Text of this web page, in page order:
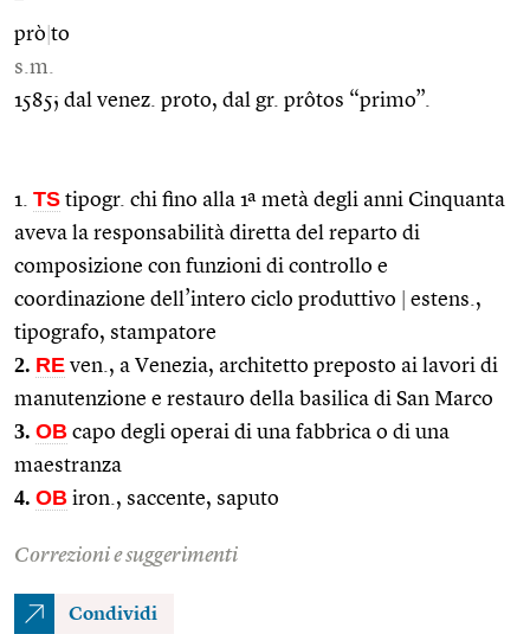
prò to
s.m.
1585; dal venez. proto, dal gr. prôtos “primo”.
1. TS tipogr. chi fino alla 1ª metà degli anni Cinquanta
aveva la responsabilità diretta del reparto di
composizione con funzioni di controllo e
coordinazione dell’intero ciclo produttivo
estens.,
tipografo, stampatore
2. RE ven., a Venezia, architetto preposto ai lavori di
manutenzione e restauro della basilica di San Marco
3. OB capo degli operai di una fabbrica o di una
maestranza
4. OB iron., saccente, saputo
Correzioni e suggerimenti
Condividi